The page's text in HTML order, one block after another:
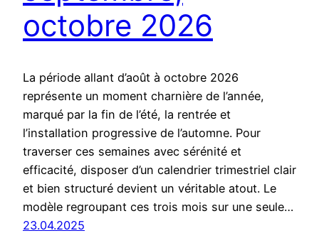
octobre 2026
La période allant d’août à octobre 2026
représente un moment charnière de l’année,
marqué par la fin de l’été, la rentrée et
l’installation progressive de l’automne. Pour
traverser ces semaines avec sérénité et
efficacité, disposer d’un calendrier trimestriel clair
et bien structuré devient un véritable atout. Le
modèle regroupant ces trois mois sur une seule…
23.04.2025